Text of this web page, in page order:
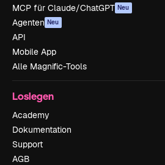
MCP für Claude/ChatGPT Neu
Agenten Neu
API
Mobile App
Alle Magnific-Tools
Loslegen
Academy
Dokumentation
Support
AGB